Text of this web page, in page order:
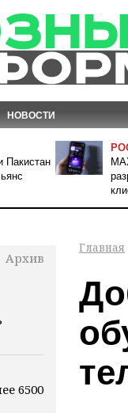
НОВОСТИ
Пакистан
Архив
6500
Главная